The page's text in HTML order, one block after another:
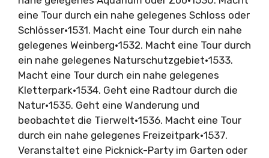
eine Tour durch ein nahe gelegenes Schloss oder
Schlösser•1531. Macht eine Tour durch ein nahe
gelegenes Weinberg•1532. Macht eine Tour durch
ein nahe gelegenes Naturschutzgebiet•1533.
Macht eine Tour durch ein nahe gelegenes
Kletterpark•1534. Geht eine Radtour durch die
Natur•1535. Geht eine Wanderung und
beobachtet die Tierwelt•1536. Macht eine Tour
durch ein nahe gelegenes Freizeitpark•1537.
Veranstaltet eine Picknick-Party im Garten oder